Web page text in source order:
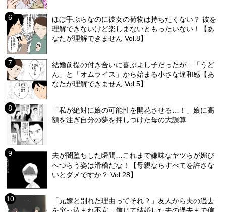
ほぼ手ぶらなのに彼女の荷物は持ちたくない？ 彼を
理解できないけど楽しまないともったいない！【あ
なたが理解できません Vol.8】
結婚前提の付き合いに喜ぶよし子だったが…「うど
ん」と「オムライス」から始まる小さな違和感【あ
なたが理解できません Vol.5】
「私が絶対に娘の可能性を開花させる…！」娘に高
額を注ぎ自分の夢を押しつけた母の大誤算
夫が闇堕ちした瞬間…これまで嫌味なヤツらが媚び
へつらう姿は滑稽だな！【母親ならすべてを許さな
いとダメですか？ Vol.28】
「元嫁と別れた理由ってそれ？」友人から夫の過去